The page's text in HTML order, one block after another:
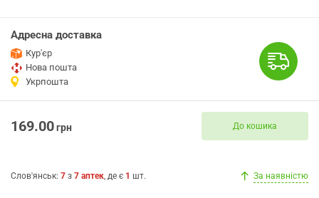
Адресна доставка
Кур'єр
Нова пошта
Укрпошта
169.00грн До кошика
Слов'янськ: 7 з 7 аптек, де є 1 шт. За наявністю